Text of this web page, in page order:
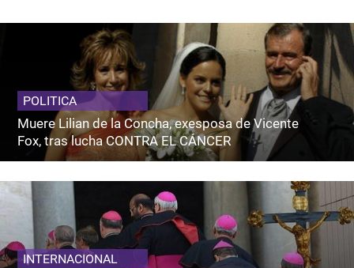
POLITICA
Muere Lilian de la Concha, exesposa de Vicente
Fox, tras lucha CONTRA EL CÁNCER
INTERNACIONAL